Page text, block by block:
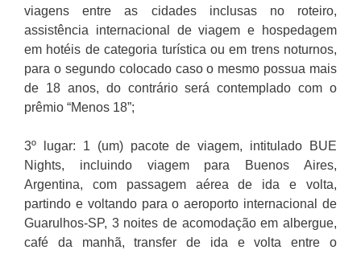
viagens entre as cidades inclusas no roteiro,
assistência internacional de viagem e hospedagem
em hotéis de categoria turística ou em trens noturnos,
para o segundo colocado caso o mesmo possua mais
de 18 anos, do contrário será contemplado com o
prêmio “Menos 18”;
3º lugar: 1 (um) pacote de viagem, intitulado BUE
Nights, incluindo viagem para Buenos Aires,
Argentina, com passagem aérea de ida e volta,
partindo e voltando para o aeroporto internacional de
Guarulhos-SP, 3 noites de acomodação em albergue,
café da manhã, transfer de ida e volta entre o